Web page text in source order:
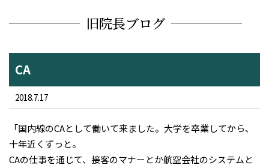
旧院長ブログ
CA
2018.7.17
「国内線のCAとして働いて来ました。大学を卒業してから、
十年近くずっと。
CAの仕事を通じて、接客のマナーとか航空会社のシステムと